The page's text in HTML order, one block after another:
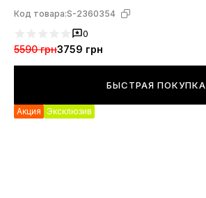
Код товара:S-2360354
0
5590 грн3759 грн
БЫСТРАЯ ПОКУПКА
Акция Эксклюзив